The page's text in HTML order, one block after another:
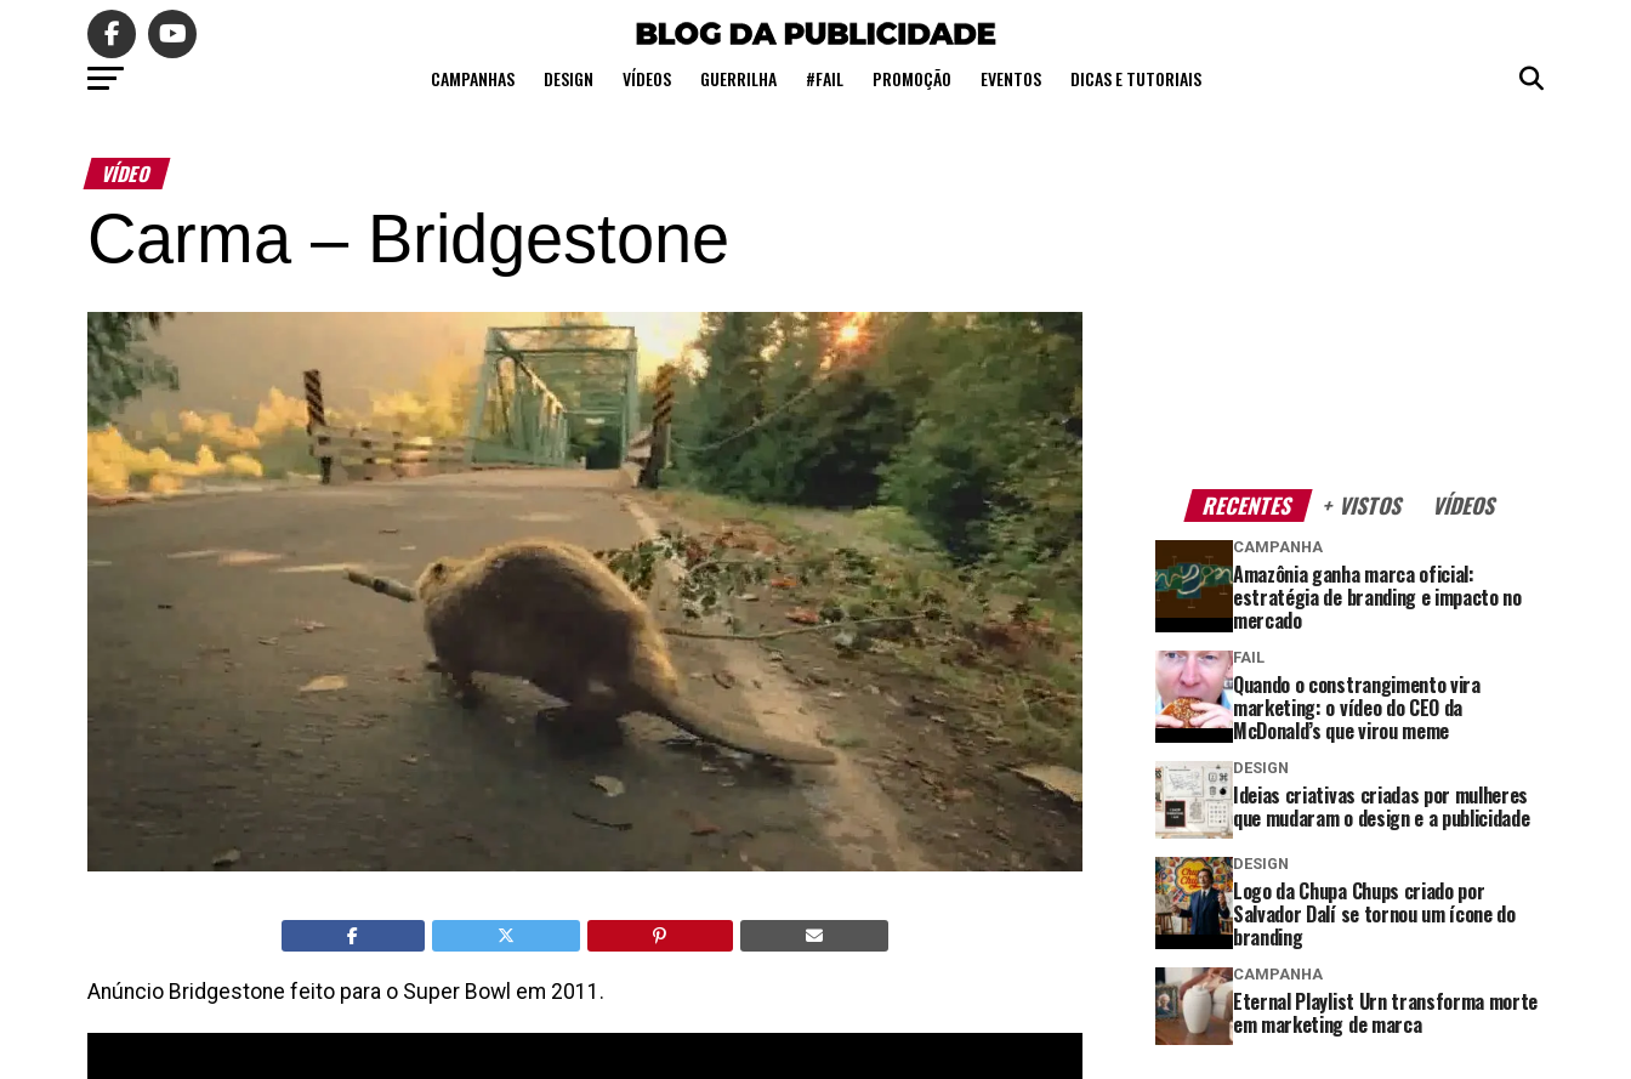
CAMPANHAS DESIGN VÍDEOS GUERRILHA #FAIL PROMOÇÃO EVENTOS DICAS E TUTORIAIS
VÍDEO
Carma – Bridgestone
Anúncio Bridgestone feito para o Super Bowl em 2011.
RECENTES + VISTOS VÍDEOS
CAMPANHA
Amazônia ganha marca oficial:
estratégia de branding e impacto no
mercado
FAIL
Quando o constrangimento vira
marketing: o vídeo do CEO da
McDonald’s que virou meme
DESIGN
Ideias criativas criadas por mulheres
que mudaram o design e a publicidade
DESIGN
Logo da Chupa Chups criado por
Salvador Dalí se tornou um ícone do
branding
CAMPANHA
Eternal Playlist Urn transforma morte
em marketing de marca